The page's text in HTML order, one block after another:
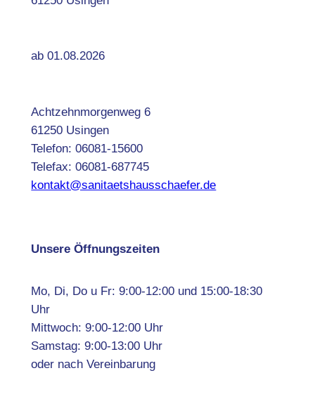
ab 01.08.2026
Achtzehnmorgenweg 6
61250 Usingen
Telefon: 06081-15600
Telefax: 06081-687745
kontakt@sanitaetshausschaefer.de
Unsere Öffnungszeiten
Mo, Di, Do u Fr: 9:00-12:00 und 15:00-18:30
Uhr
Mittwoch: 9:00-12:00 Uhr
Samstag: 9:00-13:00 Uhr
oder nach Vereinbarung